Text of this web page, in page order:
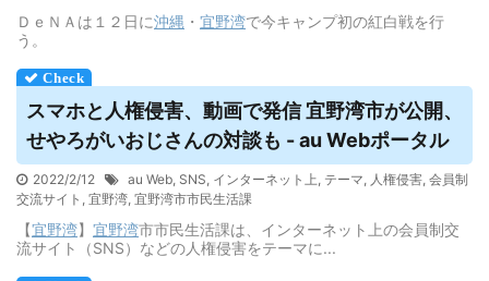
ＤｅＮＡは１２日に沖縄 ・ 宜野湾で今キャンプ初の紅白戦を行
う。
スマホと人権侵害、動画で発信宜野湾市が公開、
せやろがいおじさんの対談も - au Webポータル
2022/2/12 au Web, SNS, インターネット上, テーマ, 人権侵害, 会員制
交流サイト , 宜野湾, 宜野湾市市民生活課
【宜野湾】 宜野湾市市民生活課は、インターネット上の会員制交
流サイト（SNS）などの人権侵害をテーマに...